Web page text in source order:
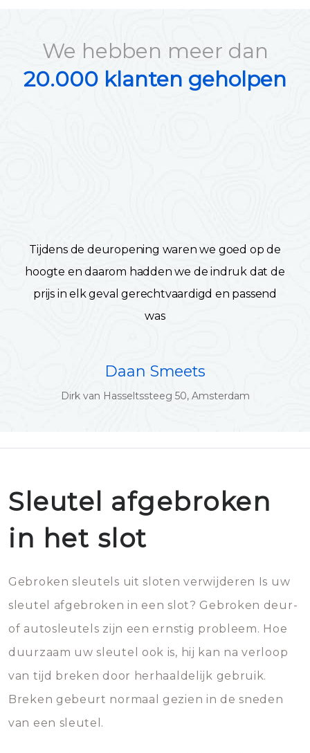
We hebben meer dan
20.000 klanten geholpen
Tijdens de deuropening waren we goed op de
hoogte en daarom hadden we de indruk dat de
prijs in elk geval gerechtvaardigd en passend
was
Daan Smeets
Dirk van Hasseltssteeg 50, Amsterdam
Sleutel afgebroken
in het slot
Gebroken sleutels uit sloten verwijderen Is uw
sleutel afgebroken in een slot? Gebroken deur-
of autosleutels zijn een ernstig probleem. Hoe
duurzaam uw sleutel ook is, hij kan na verloop
van tijd breken door herhaaldelijk gebruik.
Breken gebeurt normaal gezien in de sneden
van een sleutel.